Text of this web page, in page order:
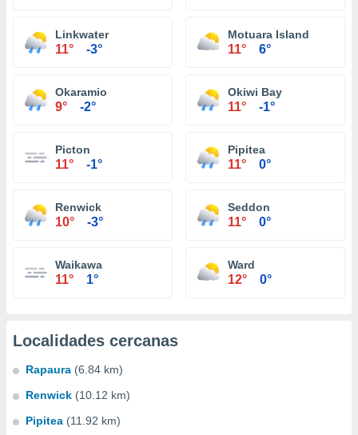
Linkwater
11° -3°
Motuara Island
11° 6°
Okaramio
9° -2°
Okiwi Bay
11° -1°
Picton
11° -1°
Pipitea
11° 0°
Renwick
10° -3°
Seddon
11° 0°
Waikawa
11° 1°
Ward
12° 0°
Localidades cercanas
Rapaura (6.84 km)
Renwick (10.12 km)
Pipitea (11.92 km)